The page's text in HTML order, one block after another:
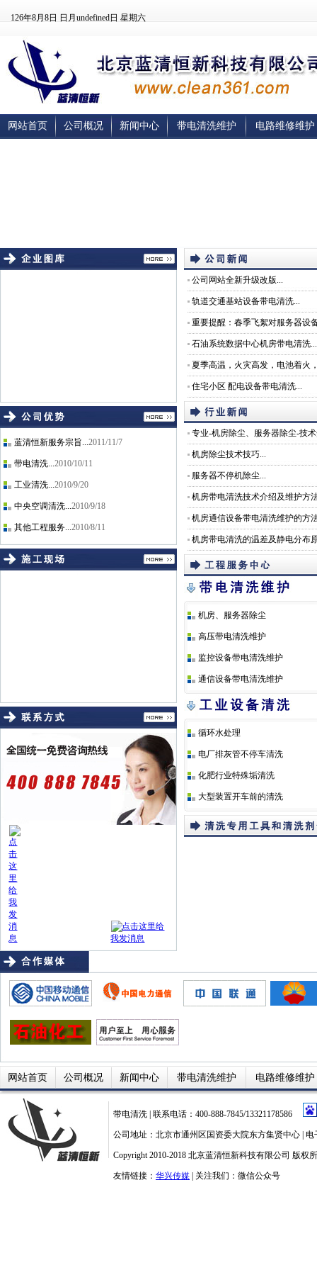
126年8月8日 日月undefined日 星期六
网站首页 公司概况 新闻中心 带电清洗维护 电路维修维护
蓝清恒新服务宗旨...2011/11/7
带电清洗...2010/10/11
工业清洗...2010/9/20
中央空调清洗...2010/9/18
其他工程服务...2010/8/11
公司网站全新升级改版...
轨道交通基站设备带电清洗...
重要提醒：春季飞絮对服务器设
石油系统数据中心机房带电清洗...
夏季高温，火灾高发，电池着火
住宅小区 配电设备带电清洗...
专业-机房除尘、服务器除尘-技
机房除尘技术技巧...
服务器不停机除尘...
机房带电清洗技术介绍及维护方
机房通信设备带电清洗维护的方
机房带电清洗的温差及静电分布
机房、服务器除尘
高压带电清洗维护
监控设备带电清洗维护
通信设备带电清洗维护
循环水处理
电厂排灰管不停车清洗
化肥行业特殊垢清洗
大型装置开车前的清洗
网站首页 公司概况 新闻中心 带电清洗维护 电路维修维护
带电清洗 | 联系电话：400-888-7845/13321178586
公司地址：北京市通州区国资委大院东方集贤中心 | 电
Copyright 2010-2018 北京蓝清恒新科技有限公司 版权
友情链接： 华兴传媒 | 关注我们： 微信公众号